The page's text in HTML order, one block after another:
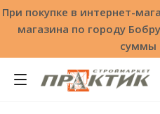
При покупке в интернет-
магазина по городу
суммы